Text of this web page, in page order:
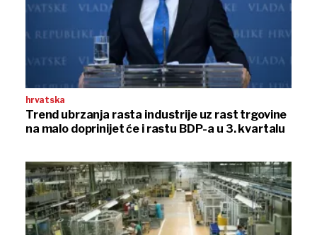
hrvatska
Trend ubrzanja rasta industrije uz rast trgovine
na malo doprinijet će i rastu BDP-a u 3. kvartalu